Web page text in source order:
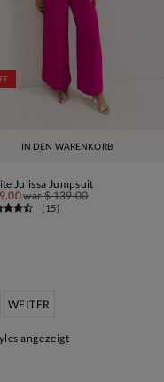
IN DEN WARENKORB
Julissa Jumpsuit
war$ 139.00
(15)
WEITER
angezeigt